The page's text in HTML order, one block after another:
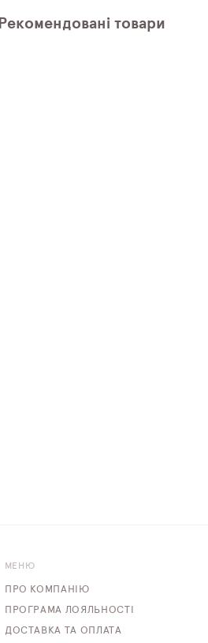
Рекомендовані товари
МЕНЮ
ПРО КОМПАНІЮ
ПРОГРАМА ЛОЯЛЬНОСТІ
ДОСТАВКА ТА ОПЛАТА